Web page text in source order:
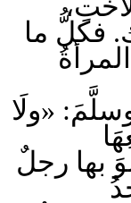
فكلُّ ما
«ولَا
بها رجلٌ